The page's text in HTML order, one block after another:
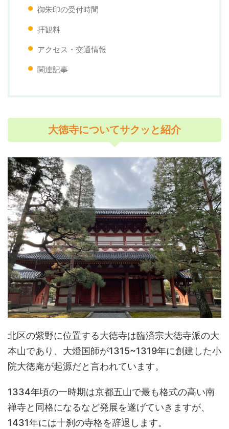
御朱印の受付時間
拝観料
アクセス・交通情報
関連記事
大徳寺についてサクッと紹介
北区の紫野に位置する大徳寺は臨済宗大徳寺派の大
本山であり、大燈国師が1315~1319年に創建した小
院大徳庵が起源だと言われています。
1334年頃の一時期は京都五山で最も格式の高い南
禅寺と同格になるなど発展を遂げていきますが、
1431年には十刹の寺格を辞退します。